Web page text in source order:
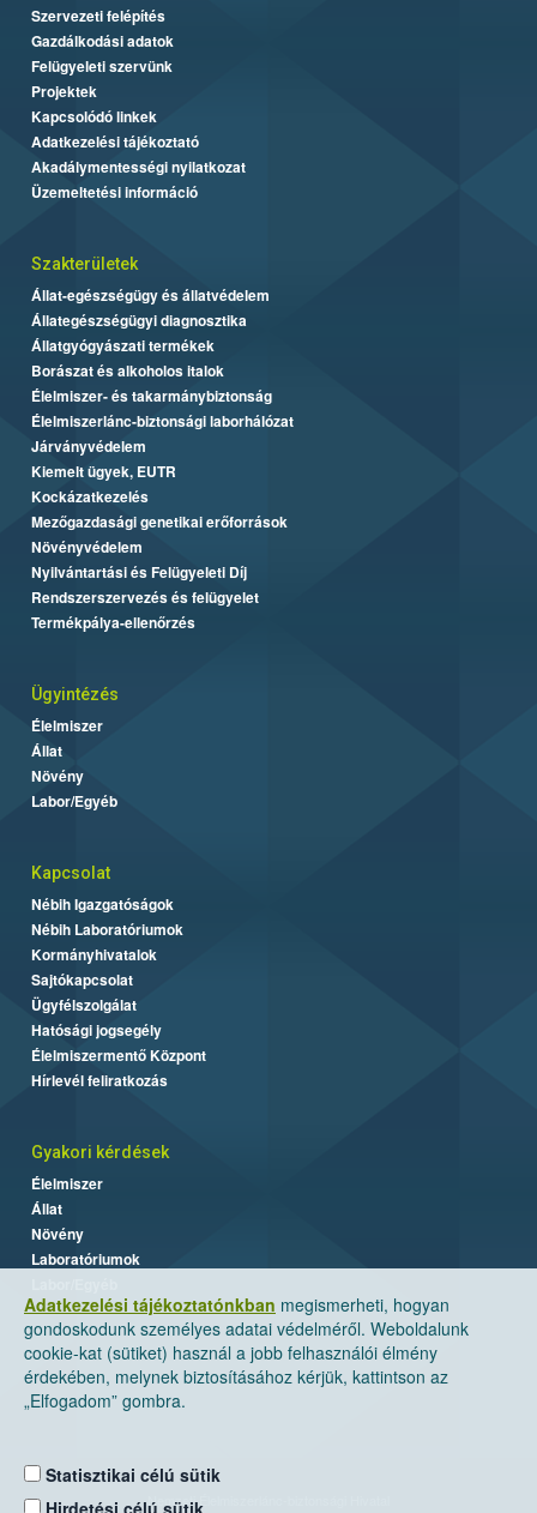
Adatkezelési tájékoztatónkban megismerheti, hogyan
gondoskodunk személyes adatai védelméről. Weboldalunk
cookie-kat (sütiket) használ a jobb felhasználói élmény
érdekében, melynek biztosításához kérjük, kattintson az
„Elfogadom” gombra.
Statisztikai célú sütik
Hirdetési célú sütik
Szervezeti felépítés
Gazdálkodási adatok
Felügyeleti szervünk
Projektek
Kapcsolódó linkek
Adatkezelési tájékoztató
Akadálymentességi nyilatkozat
Üzemeltetési információ
Szakterületek
Állat-egészségügy és állatvédelem
Állategészségügyi diagnosztika
Állatgyógyászati termékek
Borászat és alkoholos italok
Élelmiszer- és takarmánybiztonság
Élelmiszerlánc-biztonsági laborhálózat
Járványvédelem
Kiemelt ügyek, EUTR
Kockázatkezelés
Mezőgazdasági genetikai erőforrások
Növényvédelem
Nyilvántartási és Felügyeleti Díj
Rendszerszervezés és felügyelet
Termékpálya-ellenőrzés
Ügyintézés
Élelmiszer
Állat
Növény
Labor/Egyéb
Kapcsolat
Nébih Igazgatóságok
Nébih Laboratóriumok
Kormányhivatalok
Sajtókapcsolat
Ügyfélszolgálat
Hatósági jogsegély
Élelmiszermentő Központ
Hírlevél feliratkozás
Gyakori kérdések
Élelmiszer
Állat
Növény
Laboratóriumok
Nemzeti Élelmiszerlánc-biztonsági Hivatal